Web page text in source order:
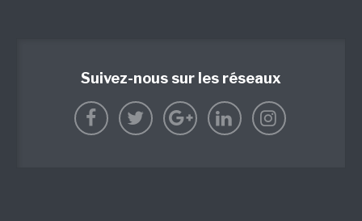
Suivez-nous sur les réseaux